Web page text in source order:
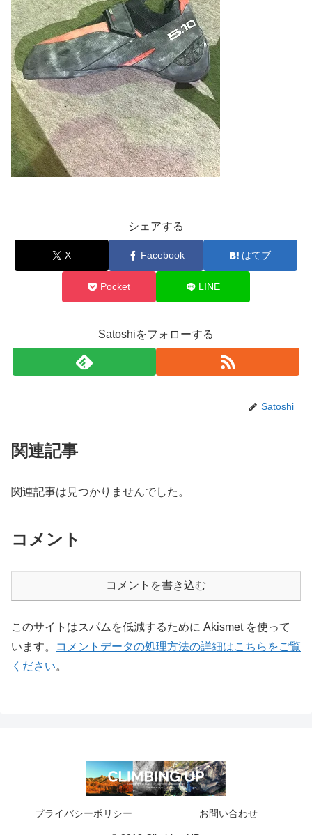
シェアする
X Facebook はてブ
Pocket LINE
Satoshiをフォローする
Satoshi
関連記事
関連記事は見つかりませんでした。
コメント
コメントを書き込む
このサイトはスパムを低減するために Akismet を使って
います。
コメントデータの処理方法の詳細はこちらをご覧
ください。
プライバシーポリシー お問い合わせ